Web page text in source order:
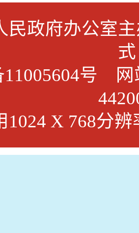
民政府办公
式
号 网
1024 X 768分